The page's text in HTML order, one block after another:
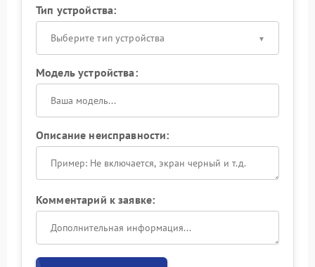
Тип устройства:
Выберите тип устройства
Модель устройства:
Описание неисправности:
Комментарий к заявке: